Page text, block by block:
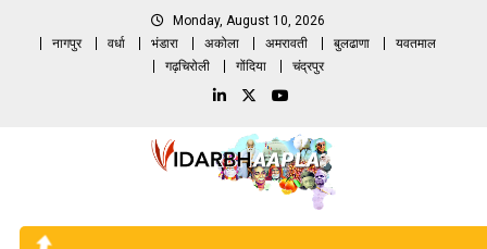
Monday, August 10, 2026
नागपुर
वर्धा भंडारा अकोला अमरावती बुलढाणा
यवतमाल
गढ़चिरोली
गोंदिया चंद्रपुर